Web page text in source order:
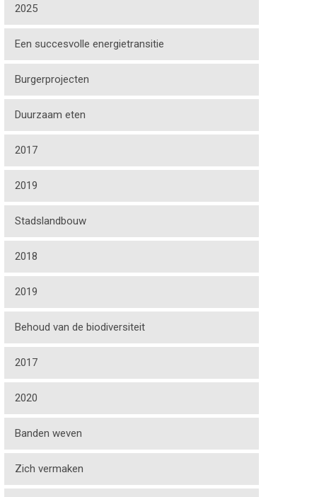
2025
Een succesvolle energietransitie
Burgerprojecten
Duurzaam eten
2017
2019
Stadslandbouw
2018
2019
Behoud van de biodiversiteit
2017
2020
Banden weven
Zich vermaken